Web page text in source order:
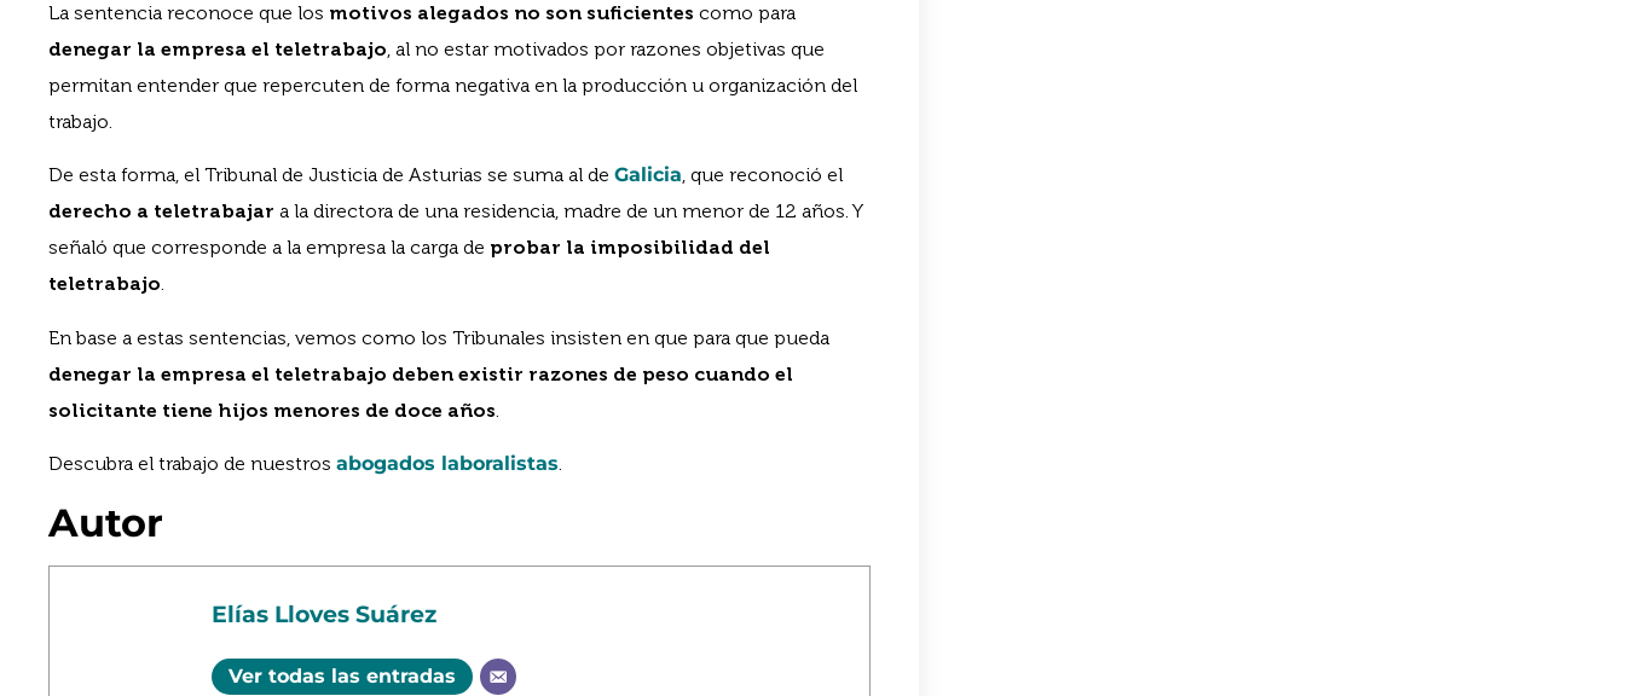
La sentencia reconoce que los motivos alegados no son suficientes como para
denegar la empresa el teletrabajo, al no estar motivados por razones objetivas que
permitan entender que repercuten de forma negativa en la producción u organización del
trabajo.
De esta forma, el Tribunal de Justicia de Asturias se suma al de Galicia, que reconoció el
derecho a teletrabajar a la directora de una residencia, madre de un menor de 12 años. Y
señaló que corresponde a la empresa la carga de probar la imposibilidad del
teletrabajo.
En base a estas sentencias, vemos como los Tribunales insisten en que para que pueda
denegar la empresa el teletrabajo deben existir razones de peso cuando el
solicitante tiene hijos menores de doce años.
Descubra el trabajo de nuestros abogados laboralistas.
Autor
Elías Lloves Suárez
Ver todas las entradas